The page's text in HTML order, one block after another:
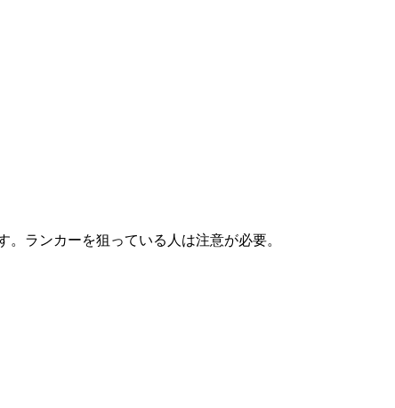
ランカーを狙っている人は注意が必要。